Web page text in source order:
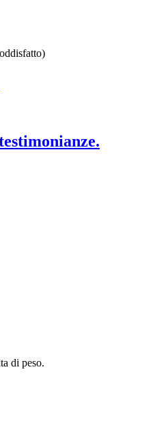
di peso.